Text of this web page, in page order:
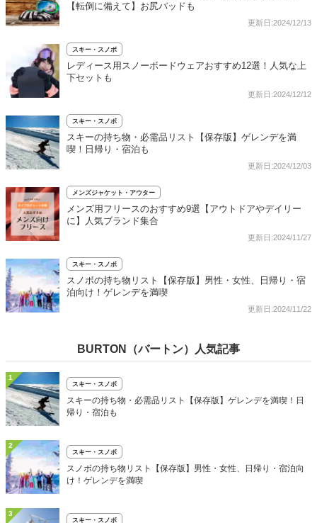
【転倒に備えて】お尻パッドも
更新日:2024/12/13
スキー・スノボ
レディース用スノーボードウェアおすすめ12選！人気な上
下セットも
更新日:2024/12/12
スキー・スノボ
スキーの持ち物・必需品リスト【保存版】ゲレンデを満
喫！日帰り・宿泊も
更新日:2024/12/03
メンズジャケット・アウター
メンズ用フリースのおすすめ9選【アウトドアやデイリー
に】人気ブランド集合
更新日:2024/11/27
スキー・スノボ
スノボの持ち物リスト【保存版】男性・女性、日帰り・宿
泊向け！ゲレンデを満喫
更新日:2024/11/22
BURTON（バートン）人気記事
1
スキー・スノボ
スキーの持ち物・必需品リスト【保存版】ゲレンデを満喫！日
帰り・宿泊も
2
スキー・スノボ
スノボの持ち物リスト【保存版】男性・女性、日帰り・宿泊向
け！ゲレンデを満喫
3
スキー・スノボ